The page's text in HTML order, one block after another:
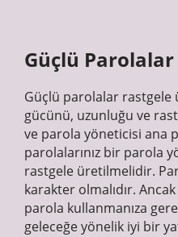
Güçlü Parolalar
Güçlü parolalar rastgele
gücünü, uzunluğu ve
ve parola yöneticisi ana
parolalarınız bir parola
rastgele üretilmelidir.
karakter olmalıdır.
parola kullanmanıza
geleceğe yönelik iyi bir